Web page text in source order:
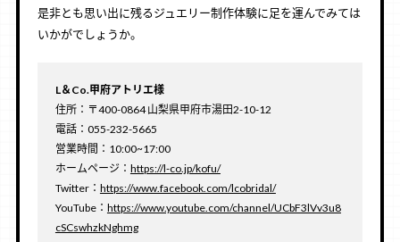
是非とも思い出に残るジュエリー制作体験に足を運んでみては
いかがでしょうか。
L＆Co.甲府アトリエ様
住所：〒400-0864 山梨県甲府市湯田2-10-12
電話：055-232-5665
営業時間：10:00~17:00
ホームページ： https://l-co.jp/kofu/
Twitter： https://www.facebook.com/lcobridal/
YouTube： https://www.youtube.com/channel/UCbF3lVv3u8
cSCswhzkNghmg